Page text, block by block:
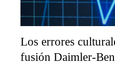
Los errores
fusión Daimler-